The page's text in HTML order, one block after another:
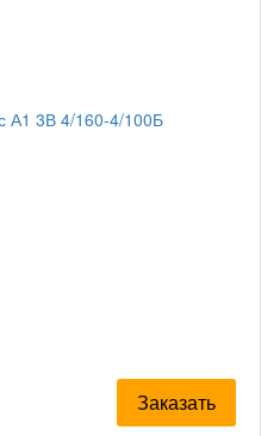
Заказать